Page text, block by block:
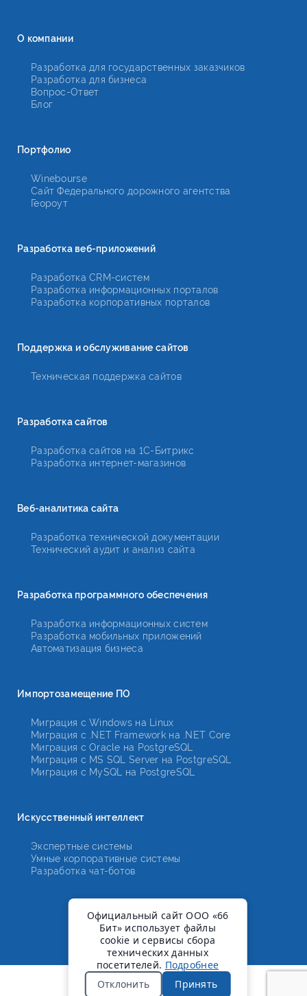
Официальный сайт ООО «66
Бит» использует файлы
cookie и сервисы сбора
технических данных
посетителей. Подробнее
Отклонить
Принять
О компании
Разработка для государственных заказчиков
Разработка для бизнеса
Вопрос-Ответ
Блог
Портфолио
Winebourse
Сайт Федерального дорожного агентства
Геороут
Разработка веб-приложений
Разработка CRM-систем
Разработка информационных порталов
Разработка корпоративных порталов
Поддержка и обслуживание сайтов
Техническая поддержка сайтов
Разработка сайтов
Разработка сайтов на 1С-Битрикс
Разработка интернет-магазинов
Веб-аналитика сайта
Разработка технической документации
Технический аудит и анализ сайта
Разработка программного обеспечения
Разработка информационных систем
Разработка мобильных приложений
Автоматизация бизнеса
Импортозамещение ПО
Миграция с Windows на Linux
Миграция с .NET Framework на .NET Core
Миграция с Oracle на PostgreSQL
Миграция с MS SQL Server на PostgreSQL
Миграция с MySQL на PostgreSQL
Искусственный интеллект
Экспертные системы
Умные корпоративные системы
Разработка чат-ботов